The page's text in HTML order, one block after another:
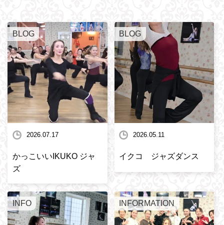
BLOG
2026.07.17
かっこいいIKUKO ジャ
ズ
BLOG
2026.05.11
イクコ ジャズダンス
INFO INFORMATION